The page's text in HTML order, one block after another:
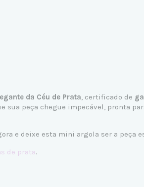
da Céu de Prata, certificado de
peça chegue impecável, pronta
e deixe esta mini argola ser a peça
de prata.